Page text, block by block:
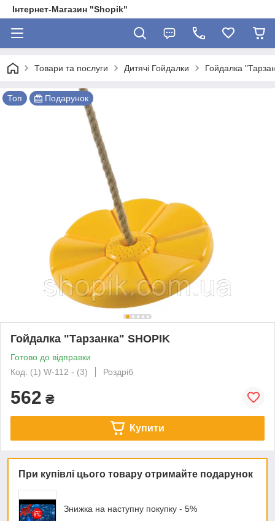
Інтернет-Магазин "Shopik"
Товари та послуги Дитячі Гойдалки Гойдалка
Топ Подарунок
Гойдалка "Тарзанка" SHOPIK
Готово до відправки
Код: (1) W-112 - (3)
Роздріб
562 ₴
Купити
При купівлі цього товару отримайте подарунок
Знижка на наступну покупку - 5%